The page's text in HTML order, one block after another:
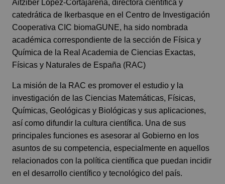
Aitziber López-Cortajarena, directora científica y
catedrática de Ikerbasque en el Centro de Investigación
Cooperativa CIC biomaGUNE, ha sido nombrada
académica correspondiente de la sección de Física y
Química de la Real Academia de Ciencias Exactas,
Físicas y Naturales de España (RAC)
La misión de la RAC es promover el estudio y la
investigación de las Ciencias Matemáticas, Físicas,
Químicas, Geológicas y Biológicas y sus aplicaciones,
así como difundir la cultura científica. Una de sus
principales funciones es asesorar al Gobierno en los
asuntos de su competencia, especialmente en aquellos
relacionados con la política científica que puedan incidir
en el desarrollo científico y tecnológico del país.